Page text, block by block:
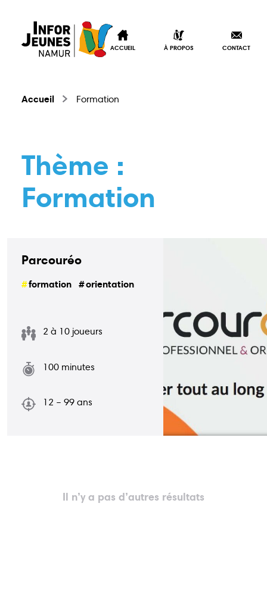
ACCUEIL À PROPOS CONTACT
Accueil Formation
Thème :
Formation
Parcouréo
formation orientation
2 à 10 joueurs
100 minutes
12 – 99 ans
Il n’y a pas d’autres résultats
Accueil
Actions
Écoles
Bons plans
Jobs
FAQ Services